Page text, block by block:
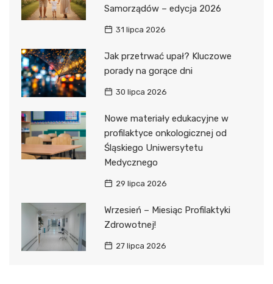
Samorządów – edycja 2026
31 lipca 2026
Jak przetrwać upał? Kluczowe
porady na gorące dni
30 lipca 2026
Nowe materiały edukacyjne w
profilaktyce onkologicznej od
Śląskiego Uniwersytetu
Medycznego
29 lipca 2026
Wrzesień – Miesiąc Profilaktyki
Zdrowotnej!
27 lipca 2026